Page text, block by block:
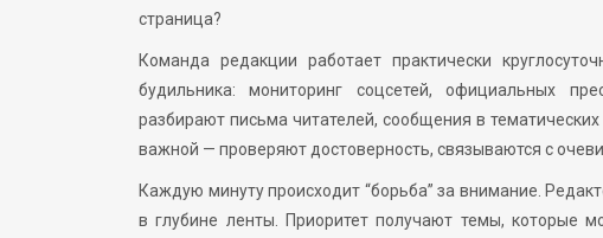
страница?
Команда редакции работает практически
будильника: мониторинг соцсетей, официальных
разбирают письма читателей, сообщения в
важной — проверяют достоверность, связываются с
Каждую минуту происходит “борьба” за внимание.
в глубине ленты. Приоритет получают темы, которые